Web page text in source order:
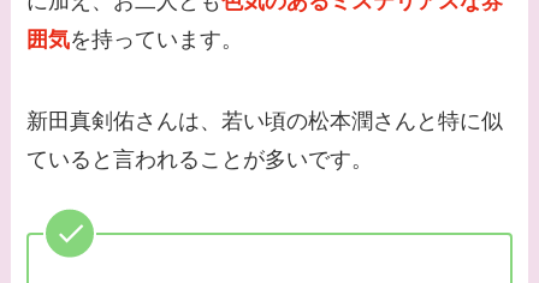
て旦那がいる？北海道
【画像】中谷美紀と似
子供はいる？砂糖断ち
囲気を持っています。
新田真剣佑さんは、若い頃の松本潤さんと特に似
ていると言われることが多いです。